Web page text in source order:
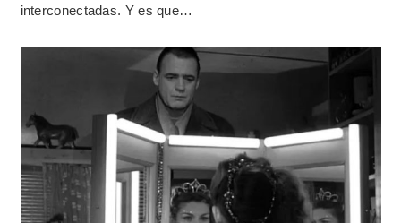
interconectadas. Y es que…